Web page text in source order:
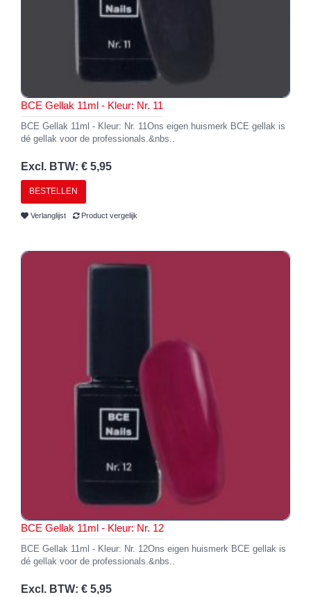
BCE Gellak 11ml - Kleur: Nr. 11
BCE Gellak 11ml - Kleur: Nr. 11Ons eigen huismerk BCE gellak is
dé gellak voor de professionals.&nbs..
Excl. BTW: € 5,95
BESTELLEN
Verlanglijst Product vergelijk
BCE Gellak 11ml - Kleur: Nr. 12
BCE Gellak 11ml - Kleur: Nr. 12Ons eigen huismerk BCE gellak is
dé gellak voor de professionals.&nbs..
Excl. BTW: € 5,95